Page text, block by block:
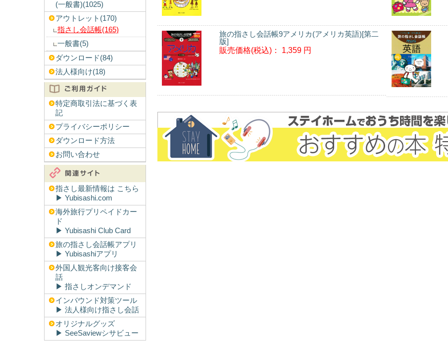
(一般書)(1025)
アウトレット(170)
指さし会話帳(165)
一般書(5)
ダウンロード(84)
法人様向け(18)
特定商取引法に基づく表
記
プライバシーポリシー
ダウンロード方法
お問い合わせ
指さし最新情報は こちら
▶︎ Yubisashi.com
海外旅行プリペイドカー
ド
▶︎ Yubisashi Club Card
旅の指さし会話帳アプリ
▶︎ Yubisashiアプリ
外国人観光客向け接客会
話
▶︎ 指さしオンデマンド
インバウンド対策ツール
▶︎ 法人様向け指さし会話
オリジナルグッズ
▶︎ SeeSaviewシサビュー
旅の指さし会話帳9アメリカ(アメリカ英語)[第二
版]
販売価格(税込)： 1,359 円